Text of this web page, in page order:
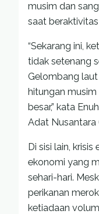
musim dan
saat
“Sekarang ini,
tidak setenang
Gelombang
hitungan
besar,” kata
Adat Nusantara
Di sisi lain,
ekonomi yang
sehari-hari.
perikanan
ketiadaan